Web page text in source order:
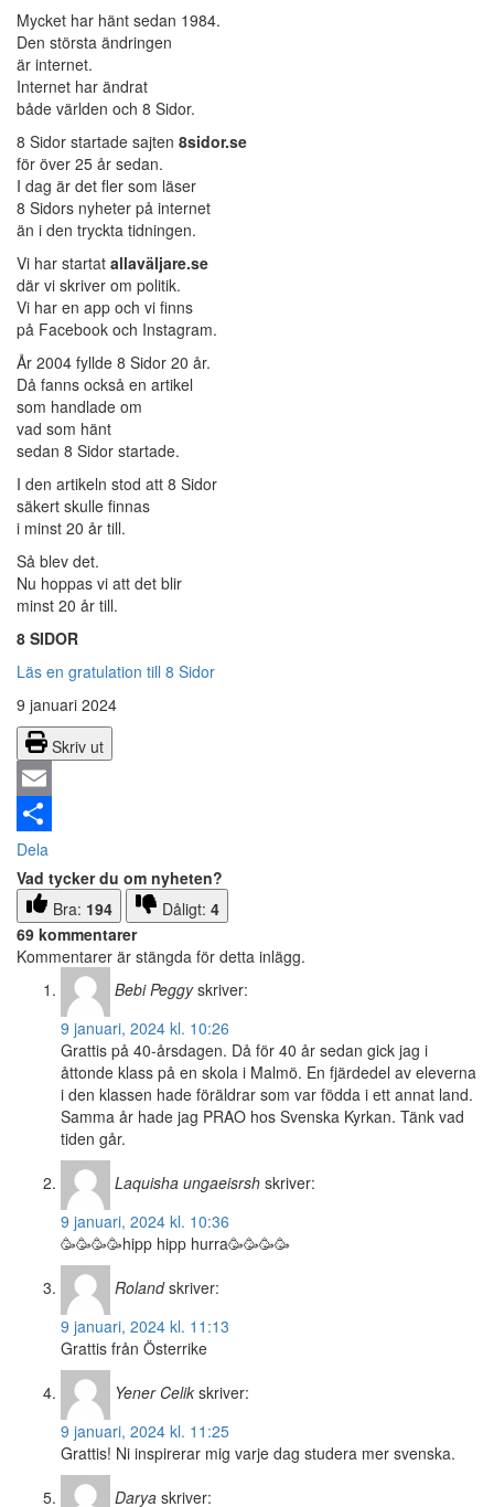
Mycket har hänt sedan 1984.
Den största ändringen
är internet.
Internet har ändrat
både världen och 8 Sidor.
8 Sidor startade sajten 8sidor.se
för över 25 år sedan.
I dag är det fler som läser
8 Sidors nyheter på internet
än i den tryckta tidningen.
Vi har startat allaväljare.se
där vi skriver om politik.
Vi har en app och vi finns
på Facebook och Instagram.
År 2004 fyllde 8 Sidor 20 år.
Då fanns också en artikel
som handlade om
vad som hänt
sedan 8 Sidor startade.
I den artikeln stod att 8 Sidor
säkert skulle finnas
i minst 20 år till.
Så blev det.
Nu hoppas vi att det blir
minst 20 år till.
8 SIDOR
Läs en gratulation till 8 Sidor
9 januari 2024
Skriv ut
Email
Dela
Vad tycker du om nyheten?
Bra: 194 Dåligt: 4
69 kommentarer
Kommentarer är stängda för detta inlägg.
Bebi Peggy skriver:
9 januari, 2024 kl. 10:26
Grattis på 40-årsdagen. Då för 40 år sedan gick jag i
åttonde klass på en skola i Malmö. En fjärdedel av eleverna
i den klassen hade föräldrar som var födda i ett annat land.
Samma år hade jag PRAO hos Svenska Kyrkan. Tänk vad
tiden går.
Laquisha ungaeisrsh skriver:
9 januari, 2024 kl. 10:36
🥳🥳🥳🥳hipp hipp hurra🥳🥳🥳🥳
Roland skriver:
9 januari, 2024 kl. 11:13
Grattis från Österrike
Yener Celik skriver:
9 januari, 2024 kl. 11:25
Grattis! Ni inspirerar mig varje dag studera mer svenska.
Darya skriver: